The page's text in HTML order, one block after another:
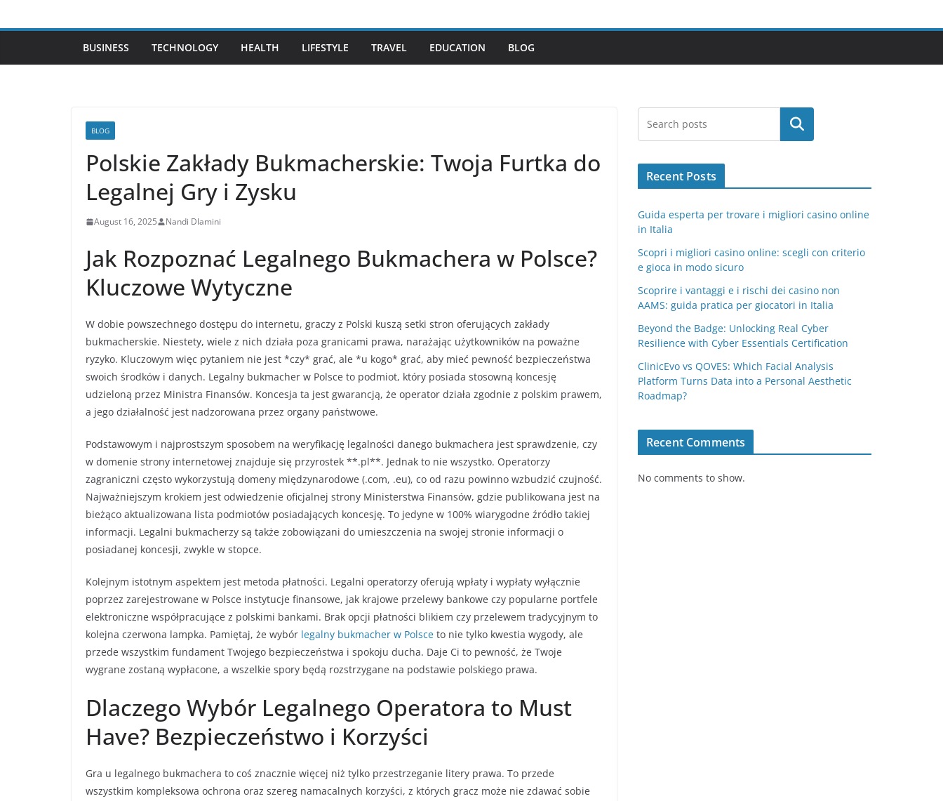
to
BUSINESS TECHNOLOGY HEALTH LIFESTYLE TRAVEL EDUCATION BLOG
BLOG
Polskie Zakłady Bukmacherskie: Twoja Furtka do
Legalnej Gry i Zysku
August 16, 2025 Nandi Dlamini
Jak Rozpoznać Legalnego Bukmachera w Polsce?
Kluczowe Wytyczne
W dobie powszechnego dostępu do internetu, graczy z Polski kuszą setki stron oferujących zakłady
bukmacherskie. Niestety, wiele z nich działa poza granicami prawa, narażając użytkowników na poważne
ryzyko. Kluczowym więc pytaniem nie jest *czy* grać, ale *u kogo* grać, aby mieć pewność bezpieczeństwa
swoich środków i danych. Legalny bukmacher w Polsce to podmiot, który posiada stosowną koncesję
udzieloną przez Ministra Finansów. Koncesja ta jest gwarancją, że operator działa zgodnie z polskim prawem,
a jego działalność jest nadzorowana przez organy państwowe.
Podstawowym i najprostszym sposobem na weryfikację legalności danego bukmachera jest sprawdzenie, czy
w domenie strony internetowej znajduje się przyrostek **.pl**. Jednak to nie wszystko. Operatorzy
zagraniczni często wykorzystują domeny międzynarodowe (.com, .eu), co od razu powinno wzbudzić czujność.
Najważniejszym krokiem jest odwiedzenie oficjalnej strony Ministerstwa Finansów, gdzie publikowana jest na
bieżąco aktualizowana lista podmiotów posiadających koncesję. To jedyne w 100% wiarygodne źródło takiej
informacji. Legalni bukmacherzy są także zobowiązani do umieszczenia na swojej stronie informacji o
posiadanej koncesji, zwykle w stopce.
Kolejnym istotnym aspektem jest metoda płatności. Legalni operatorzy oferują wpłaty i wypłaty wyłącznie
poprzez zarejestrowane w Polsce instytucje finansowe, jak krajowe przelewy bankowe czy popularne portfele
elektroniczne współpracujące z polskimi bankami. Brak opcji płatności blikiem czy przelewem tradycyjnym to
kolejna czerwona lampka. Pamiętaj, że wybór legalny bukmacher w Polsce to nie tylko kwestia wygody, ale
przede wszystkim fundament Twojego bezpieczeństwa i spokoju ducha. Daje Ci to pewność, że Twoje
wygrane zostaną wypłacone, a wszelkie spory będą rozstrzygane na podstawie polskiego prawa.
Dlaczego Wybór Legalnego Operatora to Must
Have? Bezpieczeństwo i Korzyści
Gra u legalnego bukmachera to coś znacznie więcej niż tylko przestrzeganie litery prawa. To przede
wszystkim kompleksowa ochrona oraz szereg namacalnych korzyści, z których gracz może nie zdawać sobie
Search
Recent Posts
Guida esperta per trovare i migliori casino online
in Italia
Scopri i migliori casino online: scegli con criterio
e gioca in modo sicuro
Scoprire i vantaggi e i rischi dei casino non
AAMS: guida pratica per giocatori in Italia
Beyond the Badge: Unlocking Real Cyber
Resilience with Cyber Essentials Certification
ClinicEvo vs QOVES: Which Facial Analysis
Platform Turns Data into a Personal Aesthetic
Roadmap?
Recent Comments
No comments to show.